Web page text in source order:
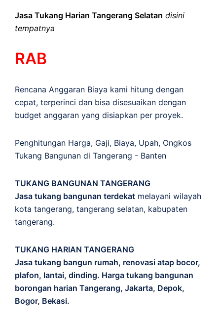
Jasa Tukang Harian Tangerang Selatan disini
tempatnya
RAB
Rencana Anggaran Biaya kami hitung dengan
cepat, terperinci dan bisa disesuaikan dengan
budget anggaran yang disiapkan per proyek.
Penghitungan Harga, Gaji, Biaya, Upah, Ongkos
Tukang Bangunan di Tangerang - Banten
TUKANG BANGUNAN TANGERANG
Jasa tukang bangunan terdekat melayani wilayah
kota tangerang, tangerang selatan, kabupaten
tangerang.
TUKANG HARIAN TANGERANG
Jasa tukang bangun rumah, renovasi atap bocor,
plafon, lantai, dinding. Harga tukang bangunan
borongan harian Tangerang, Jakarta, Depok,
Bogor, Bekasi.